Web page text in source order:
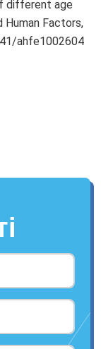
different age
Human Factors,
ahfe1002604